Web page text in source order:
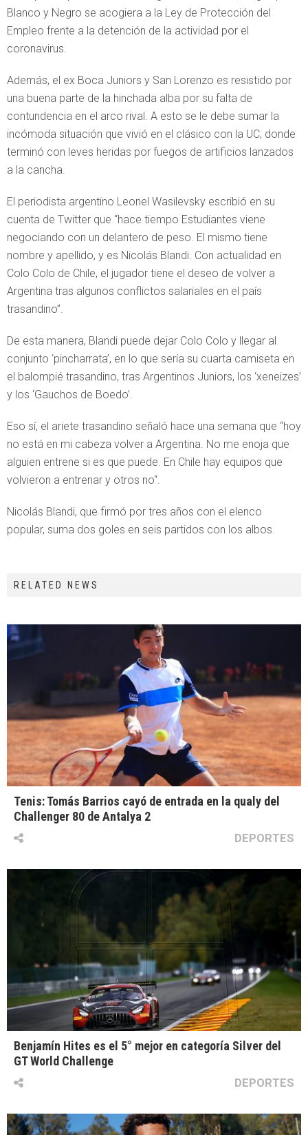
Blanco y Negro se acogiera a la Ley de Protección del
Empleo frente a la detención de la actividad por el
coronavirus.
Además, el ex Boca Juniors y San Lorenzo es resistido por
una buena parte de la hinchada alba por su falta de
contundencia en el arco rival. A esto se le debe sumar la
incómoda situación que vivió en el clásico con la UC, donde
terminó con leves heridas por fuegos de artificios lanzados
a la cancha.
El periodista argentino Leonel Wasilevsky escribió en su
cuenta de Twitter que “hace tiempo Estudiantes viene
negociando con un delantero de peso. El mismo tiene
nombre y apellido, y es Nicolás Blandi. Con actualidad en
Colo Colo de Chile, el jugador tiene el deseo de volver a
Argentina tras algunos conflictos salariales en el país
trasandino”.
De esta manera, Blandi puede dejar Colo Colo y llegar al
conjunto ‘pincharrata’, en lo que sería su cuarta camiseta en
el balompié trasandino, tras Argentinos Juniors, los ‘xeneizes’
y los ‘Gauchos de Boedo’.
Eso sí, el ariete trasandino señaló hace una semana que “hoy
no está en mi cabeza volver a Argentina. No me enoja que
alguien entrene si es que puede. En Chile hay equipos que
volvieron a entrenar y otros no“.
Nicolás Blandi, que firmó por tres años con el elenco
popular, suma dos goles en seis partidos con los albos.
RELATED NEWS
Tenis: Tomás Barrios cayó de entrada en la qualy del
Challenger 80 de Antalya 2
DEPORTES
Benjamín Hites es el 5° mejor en categoría Silver del
GT World Challenge
DEPORTES